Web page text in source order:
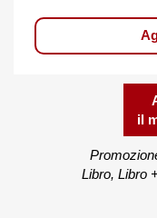
il
Libro, Libro